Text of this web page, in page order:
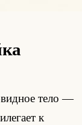
тело —
к